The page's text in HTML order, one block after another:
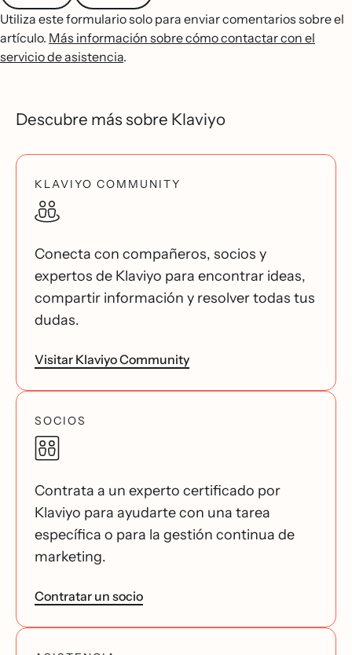
Utiliza este formulario solo para enviar comentarios sobre el
artículo. Más información sobre cómo contactar con el
servicio de asistencia.
Descubre más sobre Klaviyo
KLAVIYO COMMUNITY
Conecta con compañeros, socios y
expertos de Klaviyo para encontrar ideas,
compartir información y resolver todas tus
dudas.
Visitar Klaviyo Community
SOCIOS
Contrata a un experto certificado por
Klaviyo para ayudarte con una tarea
específica o para la gestión continua de
marketing.
Contratar un socio